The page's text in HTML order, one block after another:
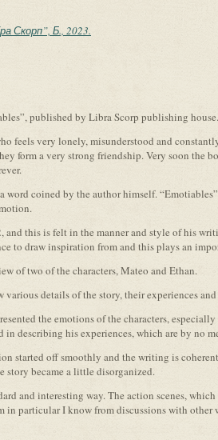
Скорп”, Б., 2023.
published by Libra Scorp publishing house.
feels very lonely, misunderstood and
form a very strong friendship. Very soon the
coined by the author himself.
and this is felt in the manner and style of his
to draw inspiration from and this plays an
of two of the characters, Mateo and Ethan.
details of the story, their experiences
the emotions of the characters,
describing his experiences, which are by no
started off smoothly and the writing is
story became a little disorganized.
and interesting way. The action scenes,
in particular I know from discussions with other